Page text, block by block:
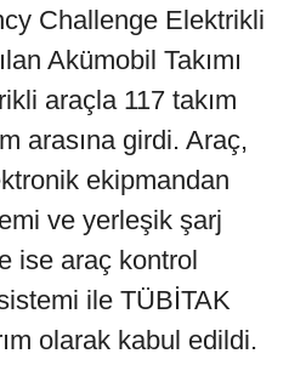
Challenge Elektrikli
Akümobil Takımı
araçla 117 takım
arasına girdi. Araç,
ekipmandan
ve yerleşik şarj
ise araç kontrol
ile TÜBİTAK
olarak kabul edildi.